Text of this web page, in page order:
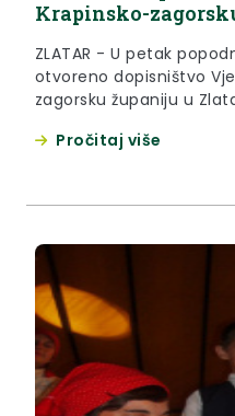
Krapinsko-
ZLATAR - U petak
otvoreno dopisništvo
zagorsku županiju u
Roksandić koji je
Pročitaj više